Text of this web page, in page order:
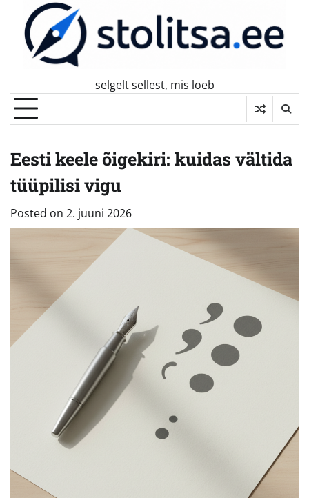
content
selgelt sellest, mis loeb
Eesti keele õigekiri: kuidas vältida
tüüpilisi vigu
Posted on 2. juuni 2026